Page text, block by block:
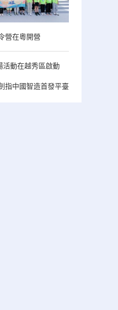
營在粵開營
活動在越秀區啟動
指中國智造首發平臺